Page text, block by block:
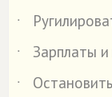
˙
˙
Зарплаты
˙